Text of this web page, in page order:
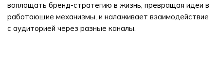
воплощать бренд-стратегию в жизнь, превращая идеи в
работающие механизмы, и налаживает взаимодействие
с аудиторией через разные каналы.